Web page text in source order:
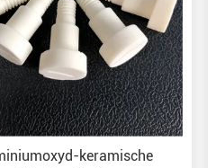
keramische